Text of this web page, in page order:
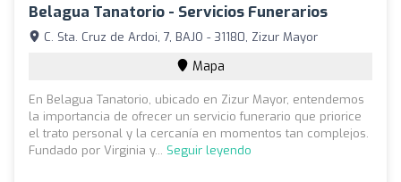
Belagua Tanatorio - Servicios Funerarios
C. Sta. Cruz de Ardoi, 7, BAJO - 31180, Zizur Mayor
Mapa
En Belagua Tanatorio, ubicado en Zizur Mayor, entendemos
la importancia de ofrecer un servicio funerario que priorice
el trato personal y la cercanía en momentos tan complejos.
Fundado por Virginia y... Seguir leyendo